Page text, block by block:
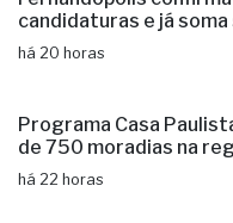
Fernandópolis
candidaturas e já soma
Programa Casa
de 750 moradias na